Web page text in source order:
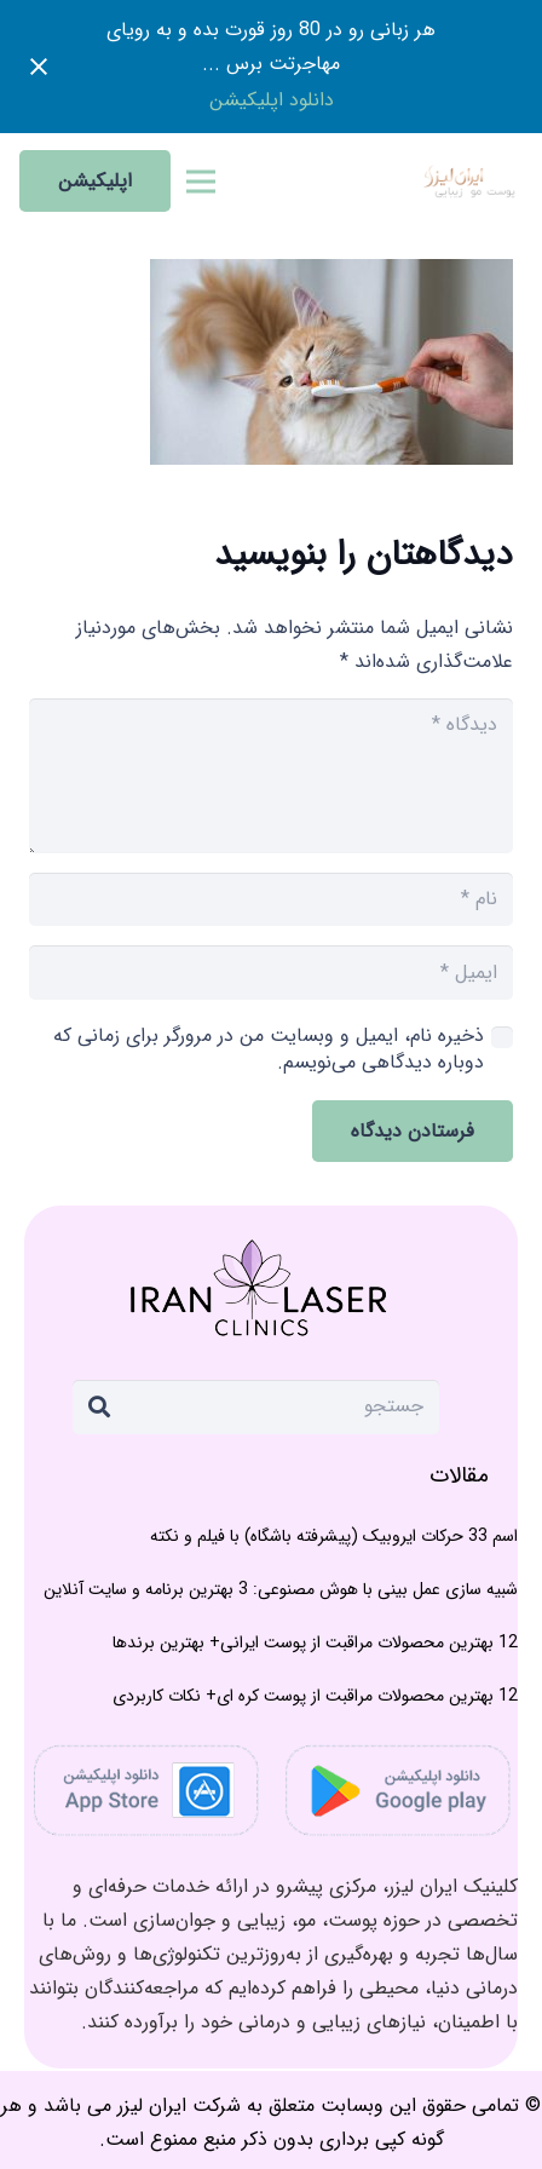
هر زبانی رو در 80 روز قورت بده و به رویای
مهاجرتت برس ...
دانلود اپلیکیشن
اپلیکیشن
دیدگاهتان را بنویسید
نشانی ایمیل شما منتشر نخواهد شد. بخش‌های موردنیاز
علامت‌گذاری شده‌اند *
ذخیره نام، ایمیل و وبسایت من در مرورگر برای زمانی که
دوباره دیدگاهی می‌نویسم.
فرستادن دیدگاه
مقالات
اسم 33 حرکات ایروبیک (پیشرفته باشگاه) با فیلم و نکته
شبیه سازی عمل بینی با هوش مصنوعی: 3 بهترین برنامه و سایت آنلاین
12 بهترین محصولات مراقبت از پوست ایرانی+ بهترین برندها
12 بهترین محصولات مراقبت از پوست کره ای+ نکات کاربردی
کلینیک ایران لیزر، مرکزی پیشرو در ارائه خدمات حرفه‌ای و
تخصصی در حوزه پوست، مو، زیبایی و جوان‌سازی است. ما با
سال‌ها تجربه و بهره‌گیری از به‌روزترین تکنولوژی‌ها و روش‌های
درمانی دنیا، محیطی را فراهم کرده‌ایم که مراجعه‌کنندگان بتوانند
با اطمینان، نیازهای زیبایی و درمانی خود را برآورده کنند.
© تمامی حقوق این وبسابت متعلق به شرکت ایران لیزر می باشد و هر
گونه کپی برداری بدون ذکر منبع ممنوع است.